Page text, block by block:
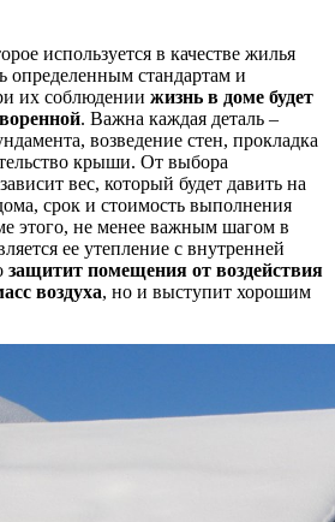
используется в качестве жилья
определенным стандартам и
их соблюдении жизнь в доме будет
. Важна каждая деталь –
возведение стен, прокладка
крыши. От выбора
вес, который будет давить на
срок и стоимость выполнения
этого, не менее важным шагом в
ее утепление с внутренней
защитит помещения от воздействия
воздуха, но и выступит хорошим